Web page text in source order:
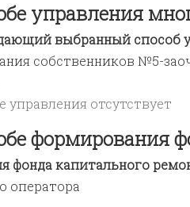
управления
выбранный способ
собственников №5-заоч.
отсутствует
формирования
фонда капитального
оператора